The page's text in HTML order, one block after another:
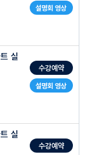
설명회 영상
설명회 영상
실
수강예약
실
수강예약